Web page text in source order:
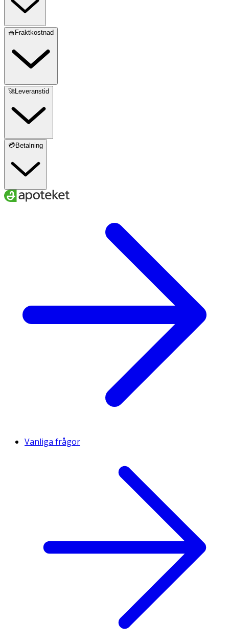
🧺Fraktkostnad
🚀Leveranstid
💳Betalning
Vanliga frågor